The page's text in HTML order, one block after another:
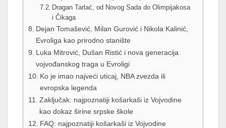
Dragan Tarlać, od Novog Sada do Olimpijakosa
i Čikaga
Dejan Tomašević, Milan Gurović i Nikola Kalinić,
Evroliga kao prirodno stanište
Luka Mitrović, Dušan Ristić i nova generacija
vojvođanskog traga u Evroligi
Ko je imao najveći uticaj, NBA zvezda ili
evropska legenda
Zaključak: najpoznatiji košarkaši iz Vojvodine
kao dokaz širine srpske škole
FAQ: najpoznatiji košarkaši iz Vojvodine